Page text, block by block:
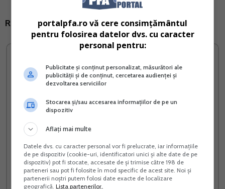
Raspunsul expertilor Rentrop&Straton:
Cartea Verde a impozitului
pe profit
Vreau acest produs →
Cultura castravetelui anti-
diabet
portalpfa.ro vă cere consimțământul
pentru folosirea datelor dvs. cu caracter
personal pentru:
Publicitate și conținut personalizat, măsurători ale
publicității și de conținut, cercetarea audienței și
dezvoltarea serviciilor
Stocarea și/sau accesarea informațiilor de pe un
dispozitiv
Aflați mai multe
Datele dvs. cu caracter personal vor fi prelucrate, iar informațiile
de pe dispozitiv (cookie-uri, identificatori unici și alte date de pe
dispozitiv) pot fi stocate, accesate de și trimise către 198 de
parteneri sau pot fi folosite în mod specific de acest site. Noi și
partenerii noștri putem folosi date exacte de localizare
geografică.Lista partenerilor.